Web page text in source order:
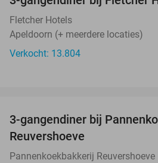
Fletcher Hotels
Apeldoorn (+ meerdere locaties)
Verkocht: 13.804
3-gangendiner bij
Reuvershoeve
Pannenkoekbakkerij Reuvershoeve